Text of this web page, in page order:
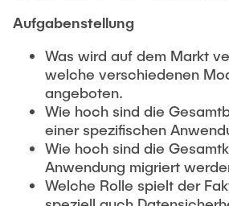
Aufgabenstellung
Was wird auf dem Markt
welche verschiedenen
angeboten.
Wie hoch sind die
einer spezifischen
Wie hoch sind die
Anwendung migriert
Welche Rolle spielt der